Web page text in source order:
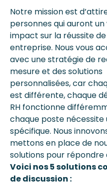
Notre mission est
personnes qui auront
impact sur la réussite
entreprise. Nous vous
avec une stratégie de
mesure et des solutions
personnalisées, car
est différente, chaque
RH fonctionne
chaque poste
spécifique. Nous
mettons en place de
solutions pour répondre
Voici nos 5 solutions
de discussion :